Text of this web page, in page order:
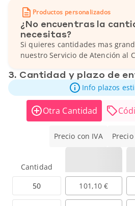
Productos personalizados
¿No encuentras la
necesitas?
Si quieres cantidades mas
nuestro Servicio de Atención al
3. Cantidad y plazo de
Info plazos
Otra Cantidad
Precio con IVA
Cantidad
50
101,10 €